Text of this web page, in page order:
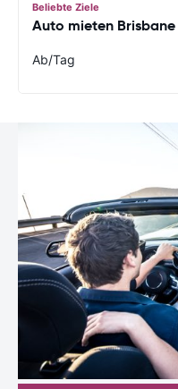
Beliebte Ziele
Auto mieten Brisbane
Ab/Tag